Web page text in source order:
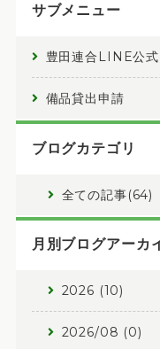
サブメニュー
豊田連合LINE公式
備品貸出申請
ブログカテゴリ
全ての記事(64)
月別ブログアーカ
2026 (10)
2026/08 (0)